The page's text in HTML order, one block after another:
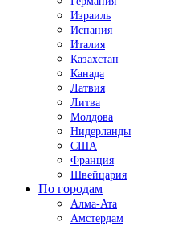
Израиль
Испания
Италия
Казахстан
Канада
Латвия
Литва
Молдова
Нидерланды
США
Франция
Швейцария
По городам
Алма-Ата
Амстердам